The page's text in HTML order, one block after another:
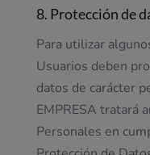
8. Protección de
Para utilizar
Usuarios deben
datos de carácter
EMPRESA tratará
Personales en